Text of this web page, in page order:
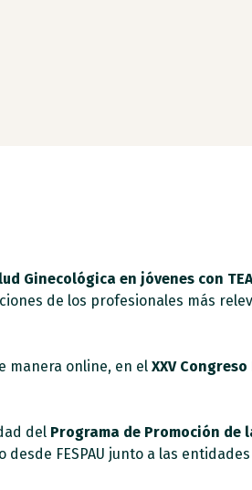
Ginecológica en jóvenes con
de los profesionales más
manera online, en el XXV
delPrograma de Promoción de
desde FESPAU junto a las